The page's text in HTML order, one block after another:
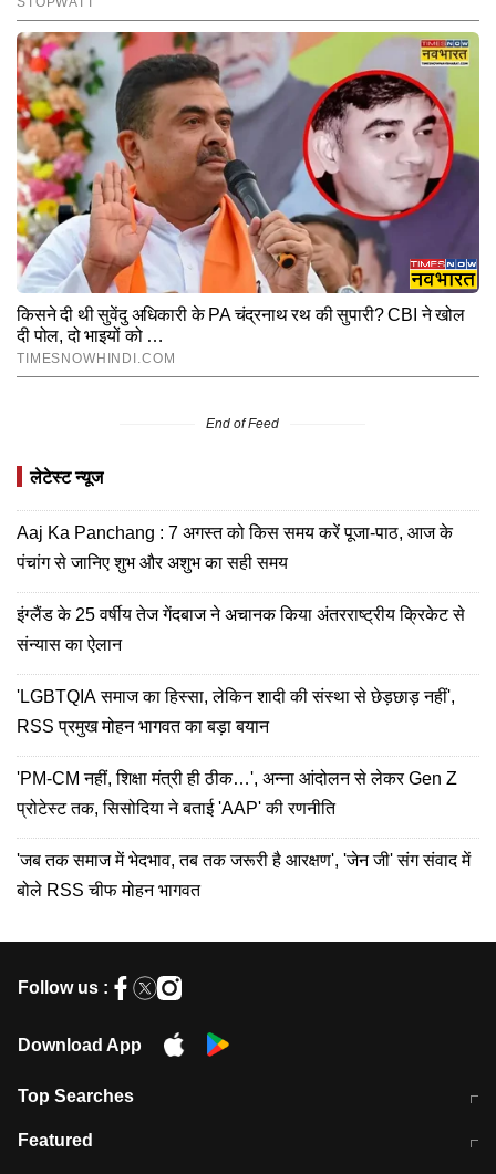
End of Feed
लेटेस्ट न्यूज
Aaj Ka Panchang : 7 अगस्त को किस समय करें पूजा-पाठ, आज के
पंचांग से जानिए शुभ और अशुभ का सही समय
इंग्लैंड के 25 वर्षीय तेज गेंदबाज ने अचानक किया अंतरराष्ट्रीय क्रिकेट से
संन्यास का ऐलान
'LGBTQIA समाज का हिस्सा, लेकिन शादी की संस्था से छेड़छाड़ नहीं',
RSS प्रमुख मोहन भागवत का बड़ा बयान
'PM-CM नहीं, शिक्षा मंत्री ही ठीक…', अन्ना आंदोलन से लेकर Gen Z
प्रोटेस्ट तक, सिसोदिया ने बताई 'AAP' की रणनीति
'जब तक समाज में भेदभाव, तब तक जरूरी है आरक्षण', 'जेन जी' संग संवाद में
बोले RSS चीफ मोहन भागवत
Follow us :
Download App
Top Searches
मुंबई में लगे 'जेन जी' के पोस्टर, लिखा- 'मैं
Featured